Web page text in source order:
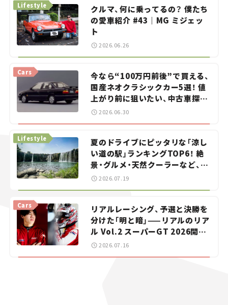
クルマ、何に乗ってるの？ 僕たち
の愛車紹介 #43｜MG ミジェッ
ト
Lifestyle
2026.06.26
今なら“100万円前後”で買える、
国産ネオクラシックカー5選！ 値
上がり前に狙いたい、中古車探し
をお手伝い――ちょっとイケてるマ
Cars
2026.06.30
夏のドライブにピッタリな「涼し
い道の駅」ランキングTOP6！ 絶
景・グルメ・天然クーラーなど、避
暑におすすめのスポットを紹介
【道の駅マニアの推し駅ガイド】
Lifestyle
2026.07.19
リアルレーシング、予選と決勝を
分けた「明と暗」——リアルのリア
ル Vol.2 スーパーGT 2026開幕
戦 岡山国際サーキット
Cars
2026.07.16